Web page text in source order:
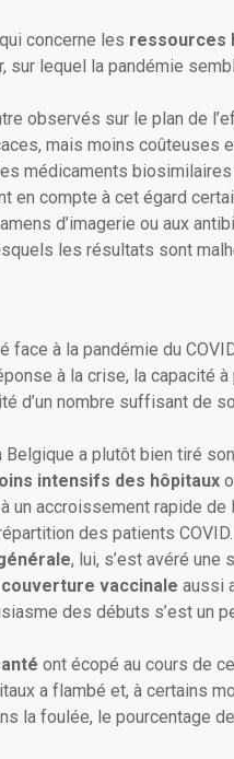
concerne les ressources
lequel la pandémie
observés sur le plan de
mais moins coûteuses
médicaments biosimilaires
en compte à cet égard
d’imagerie ou aux
les résultats sont
face à la pandémie du
à la crise, la capacité
d’un nombre suffisant de
a plutôt bien tiré
intensifs des hôpitaux
à un accroissement rapide
des patients
, lui, s’est avéré
couverture vaccinale aussi
des débuts s’est un
ont écopé au cours de
a flambé et, à certains
la foulée, le pourcentage